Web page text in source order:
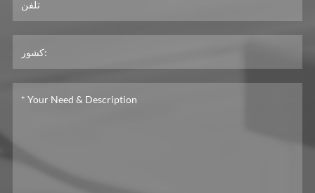
دستگاه مخلوط کردن جوهر خودکار
دستگاه مخلوطی جوهر که توسط سیستم کنترل
مرکزی شده کنترل شده برای ترکیب جوهر به
طور خودکار کنه بهبود مایعات جوهر، نیروی کاری